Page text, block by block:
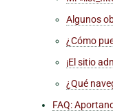
Algunos
¿Cómo
¡El sitio
¿Qué
FAQ: